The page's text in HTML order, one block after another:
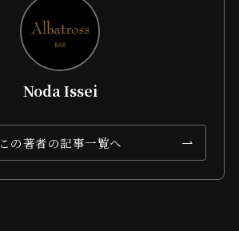
Noda Issei
この著者の記事一覧へ